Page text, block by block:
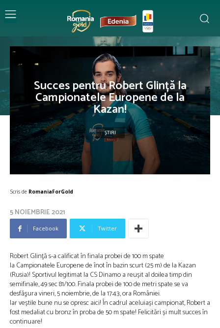
Succes pentru Robert Glință la
Campionatele Europene de la
Kazan!
ȘTIRI
Scris de RomaniaForGold
5 NOIEMBRIE 2021
Facebook Twitter
Robert Glinţă s-a calificat în finala probei de 100 m spate
la Campionatele Europene de înot în bazin scurt (25 m) de la Kazan
(Rusia)! Sportivul legitimat la CS Dinamo a reușit al doilea timp din
semifinale, 49 sec 81/100. Finala probei de 100 de metri spate se va
desfăşura vineri, 5 noiembrie, de la 17:43, ora României.
Iar veștile bune nu se opresc aici! În cadrul aceluiași campionat, Robert a
fost medaliat cu bronz în proba de 50 m spate! Felicitări și mult succes în
continuare!